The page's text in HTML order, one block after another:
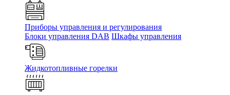
Приборы управления и регулирования
Блоки управления DAB Шкафы управления
Жидкотопливные горелки